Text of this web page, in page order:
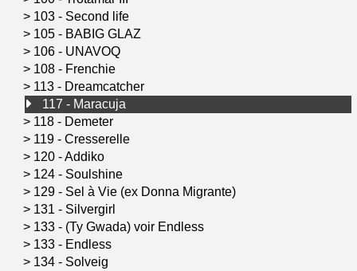
> 103 - Second life
> 105 - BABIG GLAZ
> 106 - UNAVOQ
> 108 - Frenchie
> 113 - Dreamcatcher
117 - Maracuja
> 118 - Demeter
> 119 - Cresserelle
> 120 - Addiko
> 124 - Soulshine
> 129 - Sel à Vie (ex Donna Migrante)
> 131 - Silvergirl
> 133 - (Ty Gwada) voir Endless
> 133 - Endless
> 134 - Solveig